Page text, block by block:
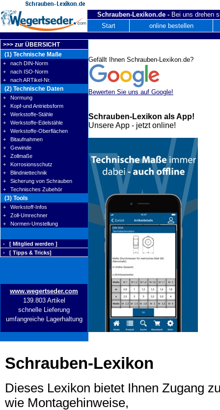
Schrauben-Lexikon.de - Bei uns drehen
Start
online bestellen
>>> zur ÜBERSICHT
(1) Technische Maße
+ nach DIN-Norm
+ nach ISO-Norm
+ nach ARTikel-Nr.
(2) Technische Daten
+ Normung
+ Kopf-und Antriebsform
+ Werkstoffe-Stähle
+ Werkstoffe-Edelstähle
+ Werkstoffe-Oberflächen
+ Bitaufnahmen
+ Gewinde
+ Zollmaße
+ Korrosionsschutz
+ Blindniettechnik
+ Sicherung von Schrauben
+ Technisches Zubehör
(3) Tools
+ Werkstoff-Infos
+ Zoll-Umrechner
+ Normen-Umstellung
- [ Mitglied werden ]
- [ Tipps & Tricks]
www.wegertseder.com
139.803 Artikel
schnelle Lieferung
umfangreiche Lagerhaltung
Schrauben-Lexikon
Dieses Lexikon bietet Ihnen Zugang
wie Montagehinweise,
Gefällt Ihnen Schrauben-Lexikon.de?
Bewerten Sie uns auf Google!
Schrauben-Lexikon als App!
Unsere App - jetzt online!